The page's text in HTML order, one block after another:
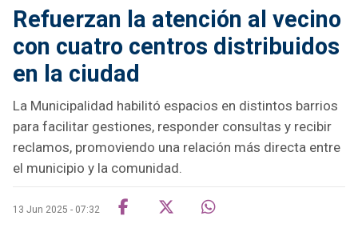
Refuerzan la atención al vecino
con cuatro centros distribuidos
en la ciudad
La Municipalidad habilitó espacios en distintos barrios
para facilitar gestiones, responder consultas y recibir
reclamos, promoviendo una relación más directa entre
el municipio y la comunidad.
13 Jun 2025 - 07:32